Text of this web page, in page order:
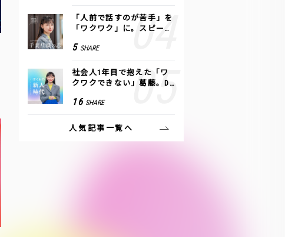
「人前で話すのが苦手」を
「ワクワク」に。スピーチ
方トレーニング」に込めた
5 SHARE
社会人1年目で抱えた「ワ
クワクできない」葛藤。De
つけた、私の生きる道
16 SHARE
人気記事一覧へ